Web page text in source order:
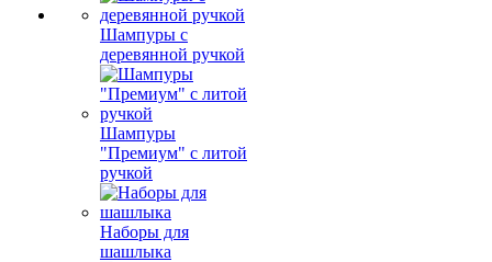
Шампуры с
деревянной ручкой
Шампуры
"Премиум" с литой
ручкой
Наборы для
шашлыка